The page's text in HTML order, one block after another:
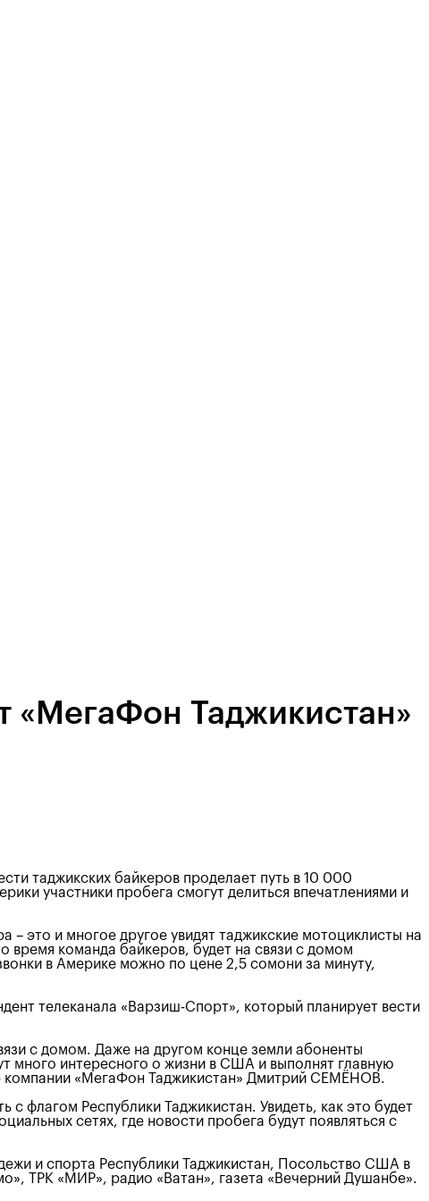
«МегаФон Таджикистан»
таджикских байкеров проделает путь в 10 000
участники пробега смогут делиться впечатлениями и
это и многое другое увидят таджикские мотоциклисты на
время команда байкеров, будет на связи с домом
в Америке можно по цене 2,5 сомони за минуту,
телеканала «Варзиш-Спорт», который планирует вести
с домом. Даже на другом конце земли абоненты
много интересного о жизни в США и выполнят главную
компании «МегаФон Таджикистан» Дмитрий СЕМЁНОВ.
флагом Республики Таджикистан. Увидеть, как это будет
сетях, где новости пробега будут появляться с
и спорта Республики Таджикистан, Посольство США в
ТРК «МИР», радио «Ватан», газета «Вечерний Душанбе».